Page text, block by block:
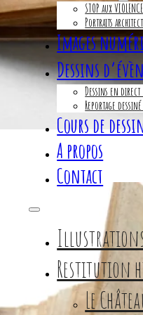
STOP aux
Portraits
Images
Dessins
Dessins en direct
Reportage
Cours de
A propos
Contact
Restitution
Le